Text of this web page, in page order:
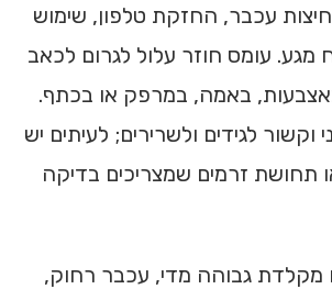
עכבר, החזקת טלפון, שימוש
עומס חוזר עלול לגרום לכאב
באמה, במרפק או בכתף.
וקשור לגידים ולשרירים; לעיתים יש
תחושת זרמים שמצריכים בדיקה
מקלדת גבוהה מדי, עכבר רחוק,